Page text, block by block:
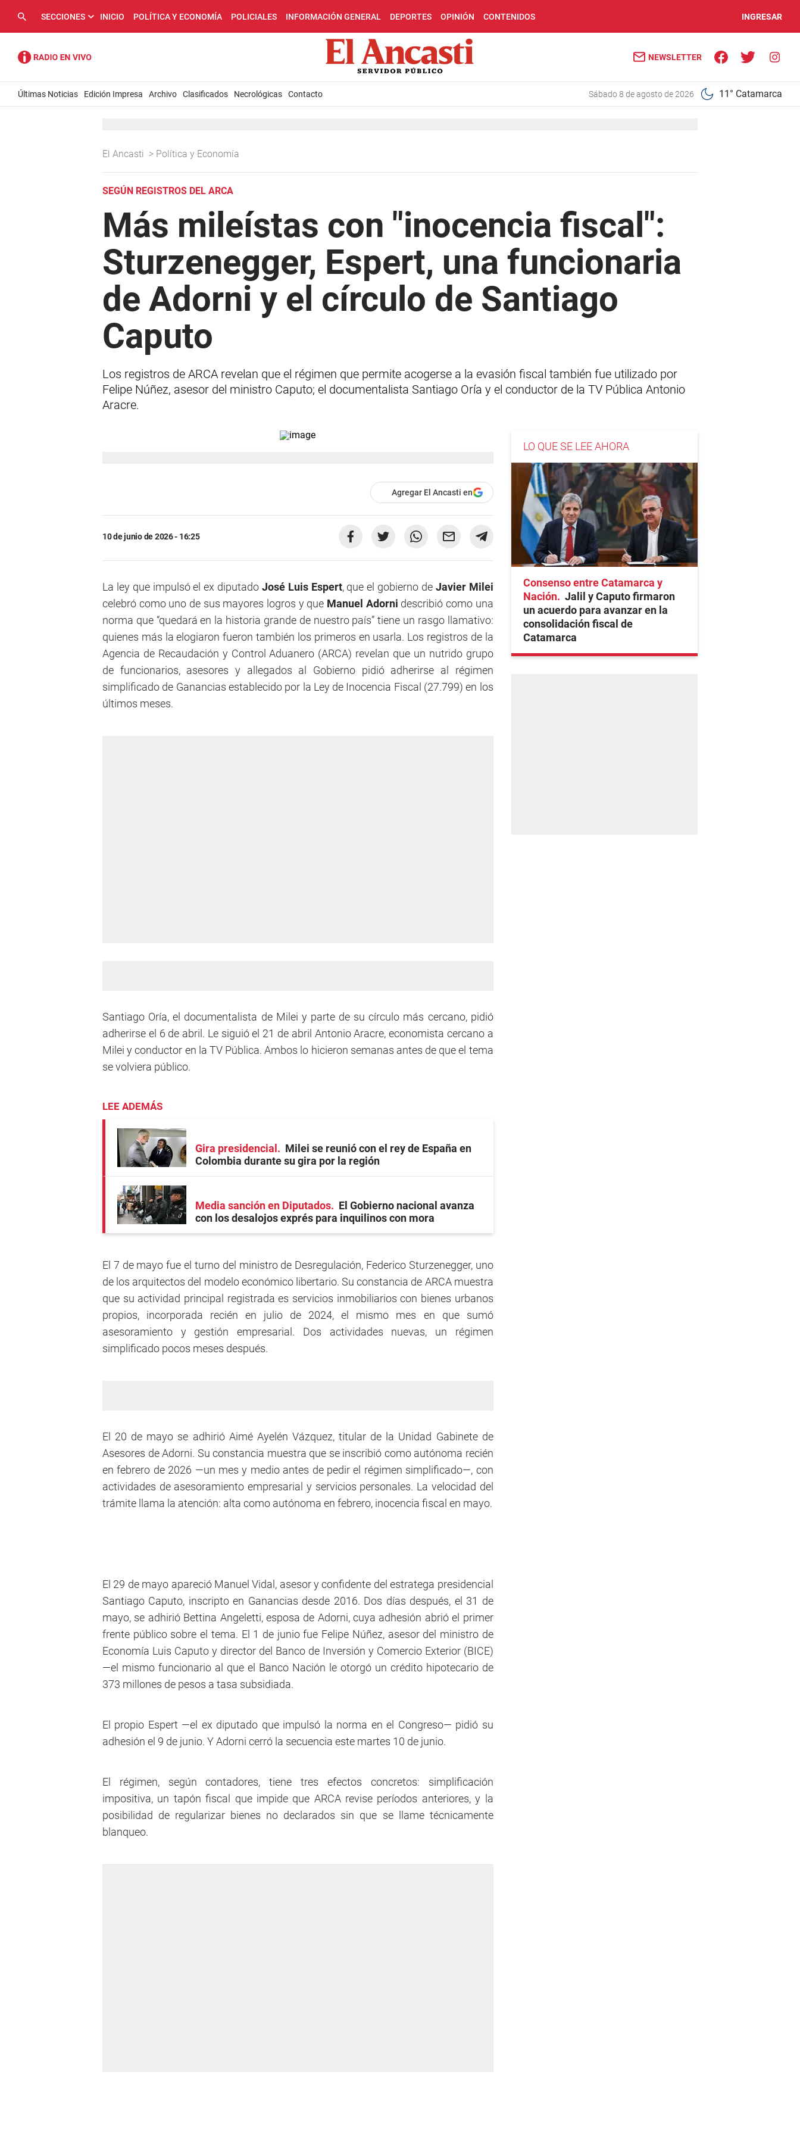
SECCIONES INICIO POLÍTICA Y ECONOMÍA POLICIALES INFORMACIÓN GENERAL DEPORTES OPINIÓN CONTENIDOS INGRESAR
NEWSLETTER
Últimas Noticias Edición Impresa Archivo Clasificados Necrológicas Contacto sábado 8 de agosto de 2026 11° Catamarca
El Ancasti > Política y Economía
SEGÚN REGISTROS DEL ARCA
Más mileístas con "inocencia fiscal":
Sturzenegger, Espert, una funcionaria
de Adorni y el círculo de Santiago
Caputo
Los registros de ARCA revelan que el régimen que permite acogerse a la evasión fiscal también fue utilizado por
Felipe Núñez, asesor del ministro Caputo; el documentalista Santiago Oría y el conductor de la TV Pública Antonio
Aracre.
Agregar El Ancasti en
10 de junio de 2026 - 16:25
La ley que impulsó el ex diputado José Luis Espert, que el gobierno de Javier Milei
celebró como uno de sus mayores logros y que Manuel Adorni describió como una
norma que “quedará en la historia grande de nuestro país” tiene un rasgo llamativo:
quienes más la elogiaron fueron también los primeros en usarla. Los registros de la
Agencia de Recaudación y Control Aduanero (ARCA) revelan que un nutrido grupo
de funcionarios, asesores y allegados al Gobierno pidió adherirse al régimen
simplificado de Ganancias establecido por la Ley de Inocencia Fiscal (27.799) en los
últimos meses.
Santiago Oría, el documentalista de Milei y parte de su círculo más cercano, pidió
adherirse el 6 de abril. Le siguió el 21 de abril Antonio Aracre, economista cercano a
Milei y conductor en la TV Pública. Ambos lo hicieron semanas antes de que el tema
se volviera público.
LEE ADEMÁS
Gira presidencial
Milei se reunió con el rey de España en
Colombia durante su gira por la región
Media sanción en Diputados
El Gobierno nacional avanza
con los desalojos exprés para inquilinos con mora
El 7 de mayo fue el turno del ministro de Desregulación, Federico Sturzenegger, uno
de los arquitectos del modelo económico libertario. Su constancia de ARCA muestra
que su actividad principal registrada es servicios inmobiliarios con bienes urbanos
propios, incorporada recién en julio de 2024, el mismo mes en que sumó
asesoramiento y gestión empresarial. Dos actividades nuevas, un régimen
simplificado pocos meses después.
El 20 de mayo se adhirió Aimé Ayelén Vázquez, titular de la Unidad Gabinete de
Asesores de Adorni. Su constancia muestra que se inscribió como autónoma recién
en febrero de 2026 —un mes y medio antes de pedir el régimen simplificado—, con
actividades de asesoramiento empresarial y servicios personales. La velocidad del
trámite llama la atención: alta como autónoma en febrero, inocencia fiscal en mayo.
El 29 de mayo apareció Manuel Vidal, asesor y confidente del estratega presidencial
Santiago Caputo, inscripto en Ganancias desde 2016. Dos días después, el 31 de
mayo, se adhirió Bettina Angeletti, esposa de Adorni, cuya adhesión abrió el primer
frente público sobre el tema. El 1 de junio fue Felipe Núñez, asesor del ministro de
Economía Luis Caputo y director del Banco de Inversión y Comercio Exterior (BICE)
—el mismo funcionario al que el Banco Nación le otorgó un crédito hipotecario de
373 millones de pesos a tasa subsidiada.
El propio Espert —el ex diputado que impulsó la norma en el Congreso— pidió su
adhesión el 9 de junio. Y Adorni cerró la secuencia este martes 10 de junio.
El régimen, según contadores, tiene tres efectos concretos: simplificación
impositiva, un tapón fiscal que impide que ARCA revise períodos anteriores, y la
posibilidad de regularizar bienes no declarados sin que se llame técnicamente
blanqueo.
LO QUE SE LEE AHORA
Consenso entre Catamarca y
Nación
Jalil y Caputo firmaron
un acuerdo para avanzar en la
consolidación fiscal de
Catamarca